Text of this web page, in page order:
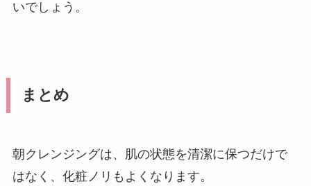
いでしょう。
まとめ
朝クレンジングは、肌の状態を清潔に保つだけで
はなく、化粧ノリもよくなります。